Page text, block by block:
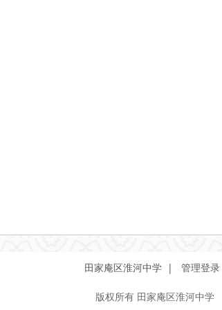
田家庵区淮河中学 | 管理登
版权所有 田家庵区淮河中学